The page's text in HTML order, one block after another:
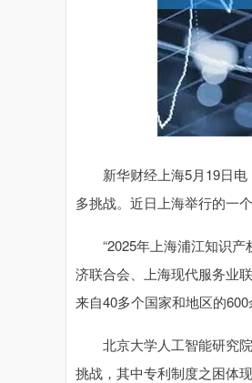
新华财经上海5月19日电
多挑战。近日上海举行的一
“2025年上海浦江知识产
济联合会、上海现代服务业
来自40多个国家和地区的600
北京大学人工智能研究院
挑战，其中专利制度之困体